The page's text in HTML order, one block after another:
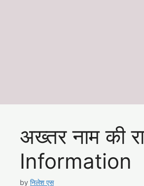
अख्तर नाम की
Information
by निलेश एस